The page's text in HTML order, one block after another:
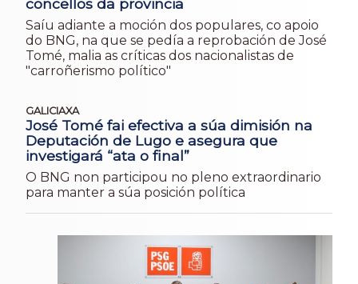
concellos da provincia
Saíu adiante a moción dos populares, co apoio
do BNG, na que se pedía a reprobación de José
Tomé, malia as críticas dos nacionalistas de
"carroñerismo político"
GALICIAXA
José Tomé fai efectiva a súa dimisión na
Deputación de Lugo e asegura que
investigará “ata o final”
O BNG non participou no pleno extraordinario
para manter a súa posición política